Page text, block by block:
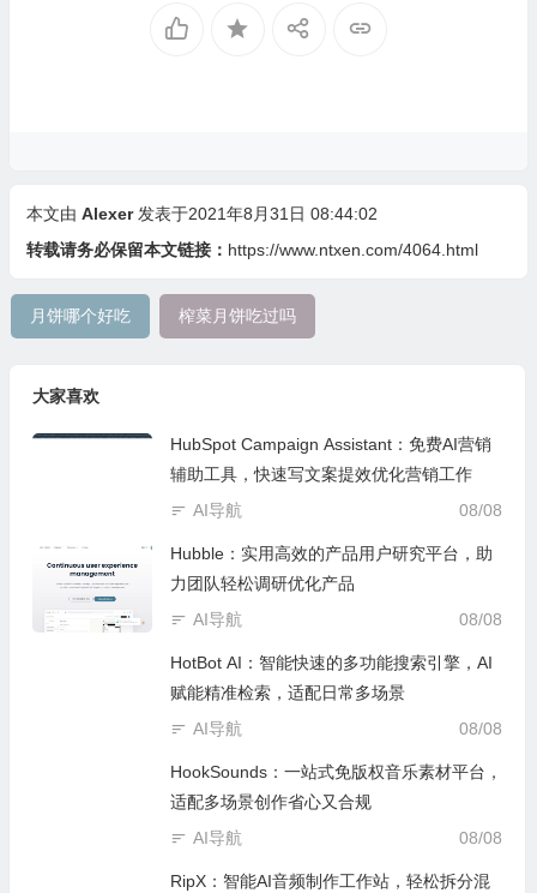
本文由 Alexer 发表于2021年8月31日 08:44:02
转载请务必保留本文链接： https://www.ntxen.com/4064.html
月饼哪个好吃 榨菜月饼吃过吗
大家喜欢
HubSpot Campaign Assistant：免费AI营销
辅助工具，快速写文案提效优化营销工作
08/08
AI导航
Hubble：实用高效的产品用户研究平台，助
力团队轻松调研优化产品
08/08
AI导航
HotBot AI：智能快速的多功能搜索引擎，AI
赋能精准检索，适配日常多场景
08/08
AI导航
HookSounds：一站式免版权音乐素材平台，
适配多场景创作省心又合规
08/08
AI导航
RipX：智能AI音频制作工作站，轻松拆分混